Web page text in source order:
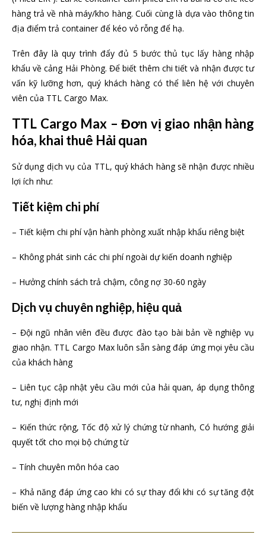
hàng trả về nhà máy/kho hàng. Cuối cùng là dựa vào thông tin
địa điểm trả container để kéo vỏ rỗng để hạ.
Trên đây là quy trình đẩy đủ 5 bước thủ tục lấy hàng nhập
khẩu về cảng Hải Phòng. Để biết thêm chi tiết và nhận được tư
vấn kỹ lưỡng hơn, quý khách hàng có thể liên hệ với chuyên
viên của TTL Cargo Max.
TTL Cargo Max – Đơn vị giao nhận hàng
hóa, khai thuê Hải quan
Sử dụng dịch vụ của TTL, quý khách hàng sẽ nhận được nhiều
lợi ích như:
Tiết kiệm chi phí
– Tiết kiệm chi phí vận hành phòng xuất nhập khẩu riêng biệt
– Không phát sinh các chi phí ngoài dự kiến doanh nghiệp
– Hưởng chính sách trả chậm, công nợ 30-60 ngày
Dịch vụ chuyên nghiệp, hiệu quả
– Đội ngũ nhân viên đều được đào tạo bài bản về nghiệp vụ
giao nhận. TTL Cargo Max luôn sẵn sàng đáp ứng mọi yêu cầu
của khách hàng
– Liên tục cập nhật yêu cầu mới của hải quan, áp dụng thông
tư, nghị định mới
– Kiến thức rộng, Tốc độ xử lý chứng từ nhanh, Có hướng giải
quyết tốt cho mọi bộ chứng từ
– Tính chuyên môn hóa cao
– Khả năng đáp ứng cao khi có sự thay đổi khi có sự tăng đột
biến về lượng hàng nhập khẩu